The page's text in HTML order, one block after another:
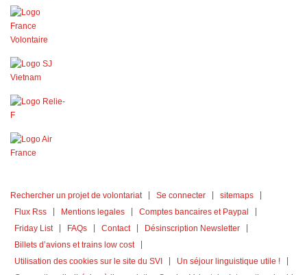
Rechercher un projet de volontariat Se connecter
sitemaps
Flux Rss
Mentions legales
Comptes bancaires et Paypal
Friday List
FAQs Contact
Désinscription Newsletter
Billets d’avions et trains low cost
Utilisation des cookies sur le site du SVI
Un séjour linguistique utile !